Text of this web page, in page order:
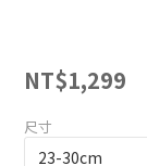
NT$1,299
尺寸